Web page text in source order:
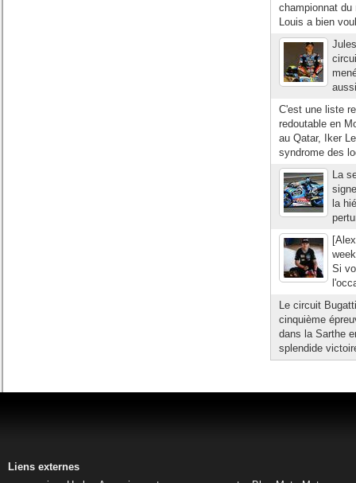
championnat
Louis a bien
C'est une liste
redoutable en
au Qatar, Iker
syndrome des
La
la
Si
Le circuit
cinquième
dans la Sarthe
splendide
Liens externes